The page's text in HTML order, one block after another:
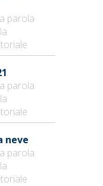
parola
parola
neve
parola